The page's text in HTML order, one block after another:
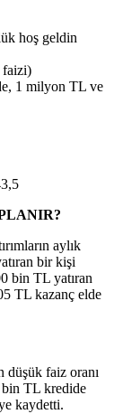
hoş geldin
faizi)
1 milyon TL ve
aylık
bir kişi
bin TL yatıran
TL kazanç elde
düşük faiz oranı
bin TL kredide
kaydetti.